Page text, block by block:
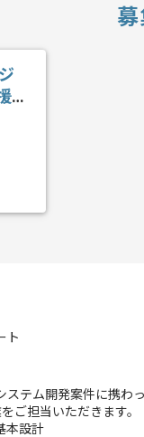
の
ト
ステム開発案件に携わ
ご担当いただきます。
本設計